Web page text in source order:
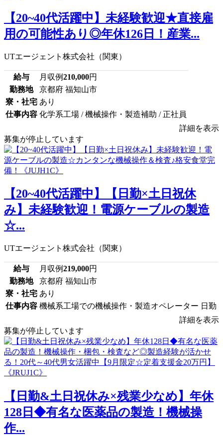
【20~40代活躍中】未経験歓迎★直接雇
用の可能性あり◎年休126日！産業...
UTエージェント株式会社（関東）
給与 月収例210,000円
勤務地
京都府 福知山市
寮・社宅 あり
仕事内容 化学系工場 / 機械操作・製造補助 / 正社員
詳細を表示
募集が停止しています
【20~40代活躍中】【日勤×土日祝休
み】未経験歓迎！電源ケーブルの製造
☆...
UTエージェント株式会社（関東）
給与 月収例219,000円
勤務地
京都府 福知山市
寮・社宅 あり
仕事内容 機械系工場での機械操作・製造オペレーター 日勤
詳細を表示
募集が停止しています
【日勤&土日祝休み×残業少なめ】年休
128日◆有名な医薬品の製造！機械操
作...